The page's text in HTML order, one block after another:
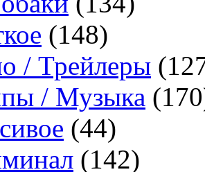
(148)
/ Трейлеры
/ Музыка
(44)
(142)